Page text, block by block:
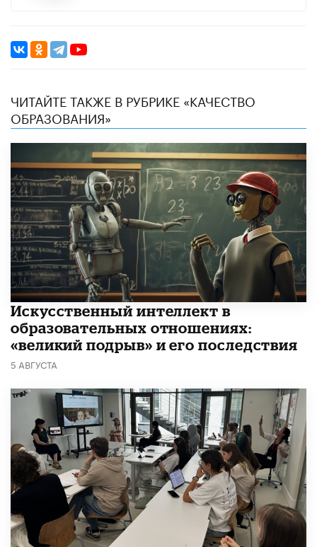
ЧИТАЙТЕ ТАКЖЕ В РУБРИКЕ «КАЧЕСТВО
ОБРАЗОВАНИЯ»
​Искусственный интеллект в
образовательных отношениях:
«великий подрыв» и его последствия
5 АВГУСТА